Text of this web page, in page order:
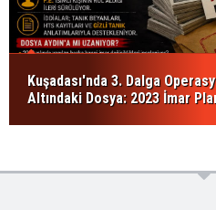
Kuşadası'nda 3. Dalga
Altındaki Dosya: 2023 İmar